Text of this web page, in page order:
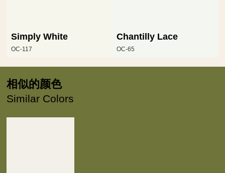
Simply White
OC-117
Chantilly Lace
OC-65
相似的颜色
Similar Colors